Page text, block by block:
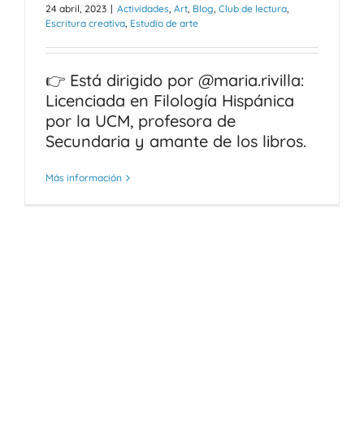
24 abril, 2023 | Actividades, Art, Blog, Club de lectura,
Escritura creativa, Estudio de arte
👉 Está dirigido por @maria.rivilla:
Licenciada en Filología Hispánica
por la UCM, profesora de
Secundaria y amante de los libros.
Más información